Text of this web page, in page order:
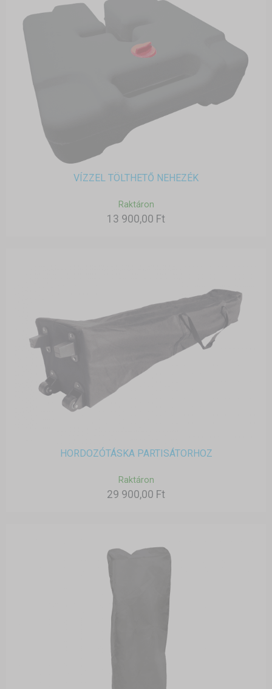
VÍZZEL TÖLTHETŐ NEHEZÉK
Raktáron
13 900,00 Ft
HORDOZÓTÁSKA PARTISÁTORHOZ
Raktáron
29 900,00 Ft